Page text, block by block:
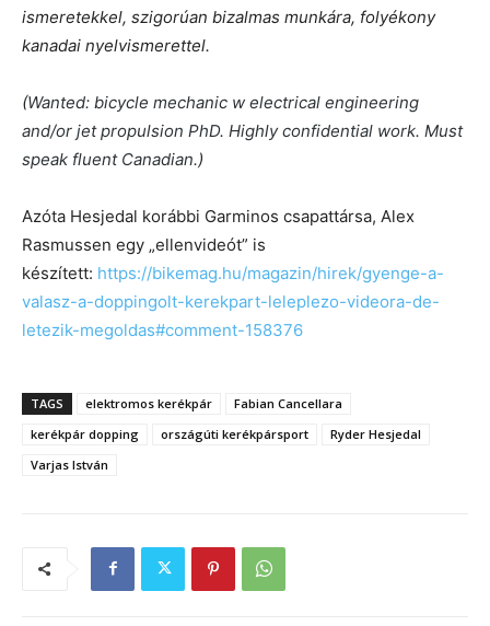
ismeretekkel, szigorúan bizalmas munkára, folyékony
kanadai nyelvismerettel.
(Wanted: bicycle mechanic w electrical engineering
and/or jet propulsion PhD. Highly confidential work. Must
speak fluent Canadian.)
Azóta Hesjedal korábbi Garminos csapattársa, Alex
Rasmussen egy „ellenvideót” is
készített: https://bikemag.hu/magazin/hirek/gyenge-a-
valasz-a-doppingolt-kerekpart-leleplezo-videora-de-
letezik-megoldas#comment-158376
TAGS elektromos kerékpár
Fabian Cancellara
kerékpár dopping
országúti kerékpársport
Ryder Hesjedal
Varjas István